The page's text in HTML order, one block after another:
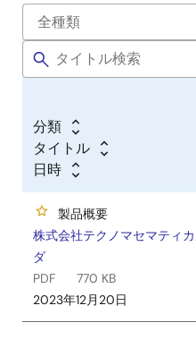
分類
タイトル
日時
製品概要
株式会社テクノマセマティ
ダ
PDF
770 KB
2023年12月20日